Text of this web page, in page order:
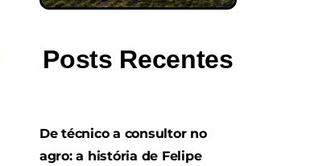
Posts Recentes
De técnico a consultor no
agro: a história de Felipe